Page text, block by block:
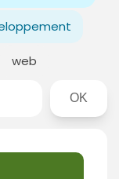
web
Rechercher